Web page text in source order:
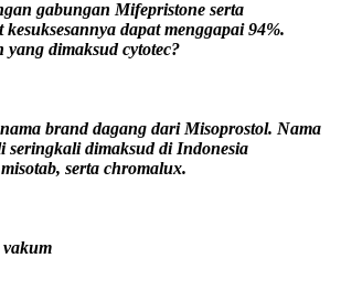
gabungan Mifepristone serta
dapat menggapai 94%.
yang dimaksud cytotec?
brand dagang dari Misoprostol. Nama
seringkali dimaksud di Indonesia
serta chromalux.